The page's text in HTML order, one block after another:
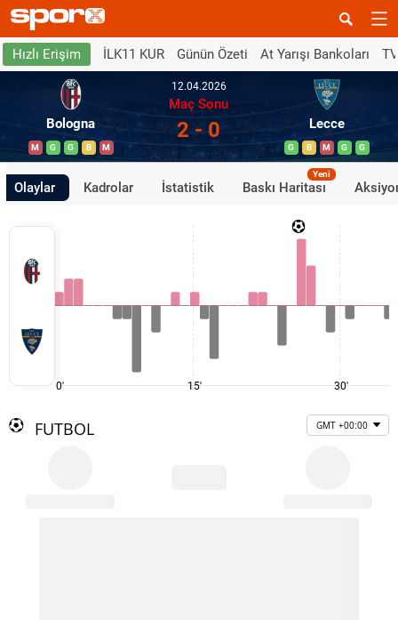
Hızlı Erişim İLK11 KUR Günün Özeti At Yarışı Bankoları
Bologna
M G G B M
12.04.2026
Maç Sonu
2 - 0 Lecce
G B M G G
Olaylar Kadrolar İstatistik Baskı Haritası
Yeni
0' 15' 30'
FUTBOL GMT +00:00